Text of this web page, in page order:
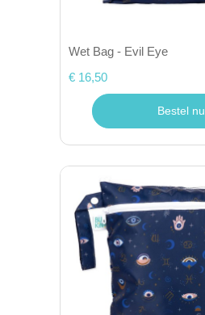
Wet Bag - Evil Eye
€ 16,50
Bestel nu